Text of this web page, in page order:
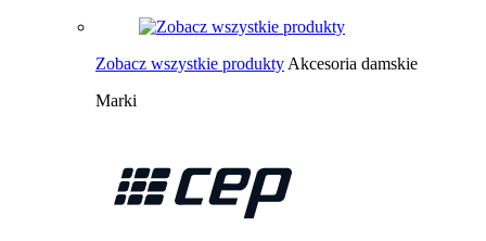
Zobacz wszystkie produkty Akcesoria damskie
Marki